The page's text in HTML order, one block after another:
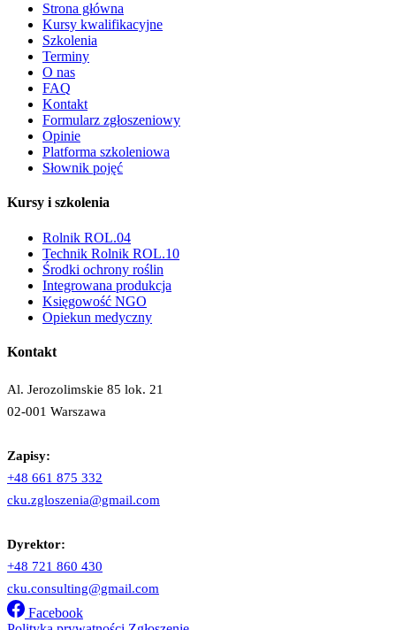
Strona główna
Kursy kwalifikacyjne
Szkolenia
Terminy
O nas
FAQ
Kontakt
Formularz zgłoszeniowy
Opinie
Platforma szkoleniowa
Słownik pojęć
Kursy i szkolenia
Rolnik ROL.04
Technik Rolnik ROL.10
Środki ochrony roślin
Integrowana produkcja
Księgowość NGO
Opiekun medyczny
Kontakt
Al. Jerozolimskie 85 lok. 21
02-001 Warszawa
Zapisy:
+48 661 875 332
cku.zgloszenia@gmail.com
Dyrektor:
+48 721 860 430
cku.consulting@gmail.com
Facebook